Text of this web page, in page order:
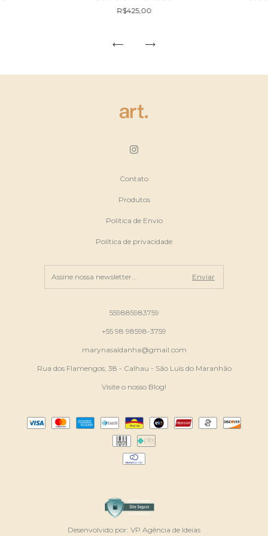
R$425,00
Contato
Produtos
Politica de Envio
Política de privacidade
559885983759
+55 98 98598-3759
marynasaldanha@gmail.com
Rua dos Flamengos, 38 - Calhau - São Luis do Maranhão
Visite o nosso Blog!
Desenvolvido por: VP Agência de Ideias